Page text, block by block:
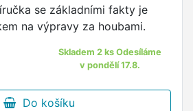
se základními fakty je
na výpravy za houbami.
Skladem 2 ks Odesíláme
v pondělí 17.8.
Do košíku